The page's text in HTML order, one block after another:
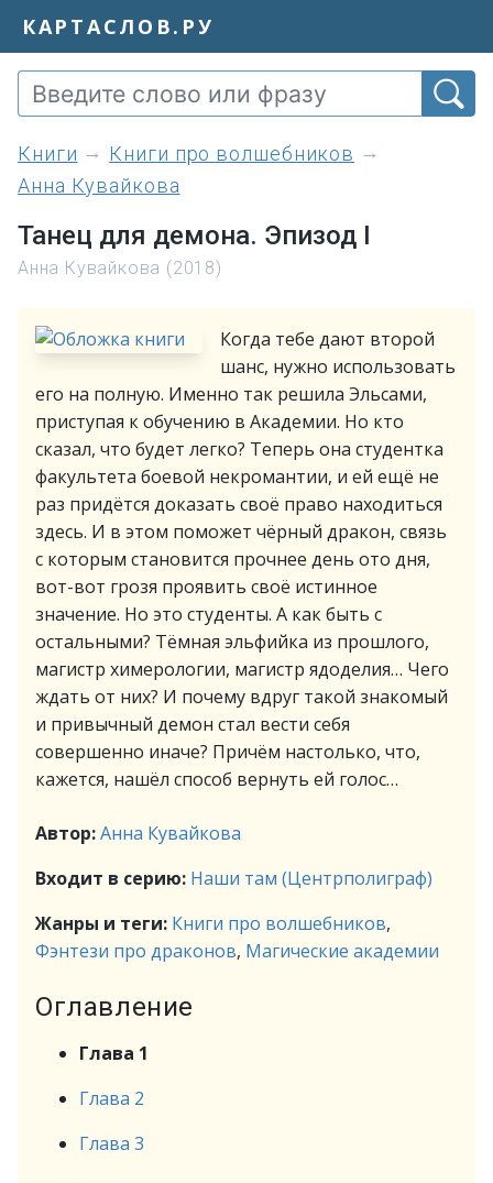
КАРТАСЛОВ.РУ
книги
Книги про волшебников
Анна Кувайкова
Танец для демона. Эпизод I
Анна Кувайкова (2018)
Когда тебе дают второй
шанс, нужно использовать
его на полную. Именно так решила Эльсами,
приступая к обучению в Академии. Но кто
сказал, что будет легко? Теперь она студентка
факультета боевой некромантии, и ей ещё не
раз придётся доказать своё право находиться
здесь. И в этом поможет чёрный дракон, связь
с которым становится прочнее день ото дня,
вот-вот грозя проявить своё истинное
значение. Но это студенты. А как быть с
остальными? Тёмная эльфийка из прошлого,
магистр химерологии, магистр ядоделия… Чего
ждать от них? И почему вдруг такой знакомый
и привычный демон стал вести себя
совершенно иначе? Причём настолько, что,
кажется, нашёл способ вернуть ей голос…
Автор:Анна Кувайкова
Входит в серию: Наши там (Центрполиграф)
Жанры и теги: Книги про волшебников,
Фэнтези про драконов, Магические академии
Оглавление
Глава 1
Глава 2
Глава 3